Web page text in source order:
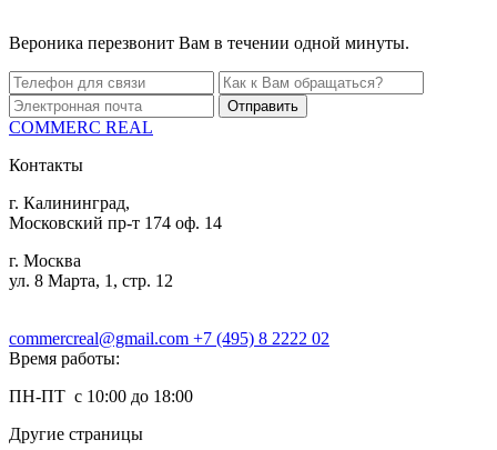
Вероника перезвонит Вам в течении одной минуты.
Отправить
COMMERC REAL
Контакты
г. Калининград,
Московский пр-т 174 оф. 14
г. Москва
ул. 8 Марта, 1, стр. 12
commercreal@gmail.com +7 (495) 8 2222 02
Время работы:
ПН-ПТ с 10:00 до 18:00
Другие страницы